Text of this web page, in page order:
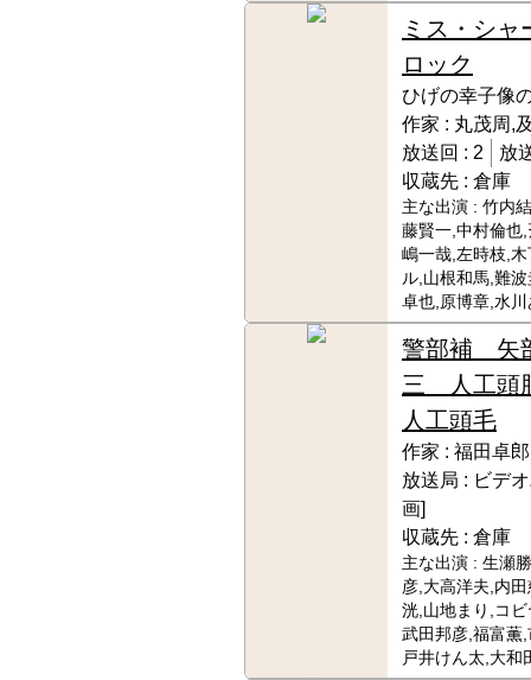
ミス・シャ
ロック
ひげの幸子像
作家 : 丸茂周,
放送回 : 2
放
収蔵先 : 倉庫
主な出演 : 竹内
藤賢一,中村倫也
嶋一哉,左時枝,
ル,山根和馬,難
卓也,原博章,水
警部補 矢
三 人工頭
人工頭毛
作家 : 福田卓郎
放送局 : ビデ
画]
収蔵先 : 倉庫
主な出演 : 生瀬
彦,大高洋夫,内
洸,山地まり,コ
武田邦彦,福富薫
戸井けん太,大和